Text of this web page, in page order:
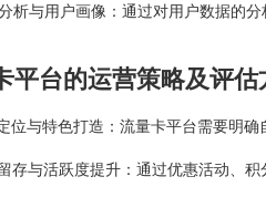
析与用户画像：通过对用户数据的
平台的运营策略及评估
位与特色打造：流量卡平台需要明
存与活跃度提升：通过优惠活动、